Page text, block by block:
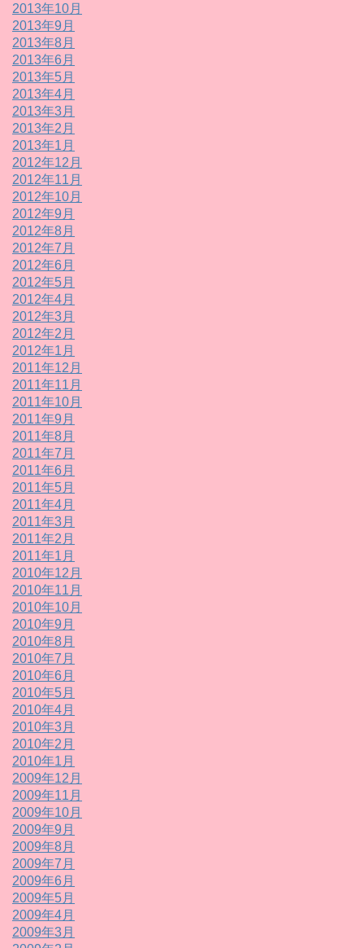
2013年10月
2013年9月
2013年8月
2013年6月
2013年5月
2013年4月
2013年3月
2013年2月
2013年1月
2012年12月
2012年11月
2012年10月
2012年9月
2012年8月
2012年7月
2012年6月
2012年5月
2012年4月
2012年3月
2012年2月
2012年1月
2011年12月
2011年11月
2011年10月
2011年9月
2011年8月
2011年7月
2011年6月
2011年5月
2011年4月
2011年3月
2011年2月
2011年1月
2010年12月
2010年11月
2010年10月
2010年9月
2010年8月
2010年7月
2010年6月
2010年5月
2010年4月
2010年3月
2010年2月
2010年1月
2009年12月
2009年11月
2009年10月
2009年9月
2009年8月
2009年7月
2009年6月
2009年5月
2009年4月
2009年3月